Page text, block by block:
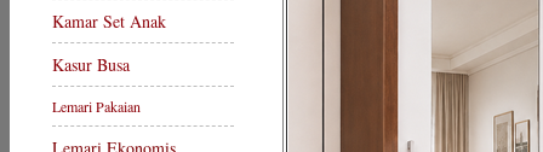
Kamar Set Anak
Kasur Busa
Lemari Pakaian